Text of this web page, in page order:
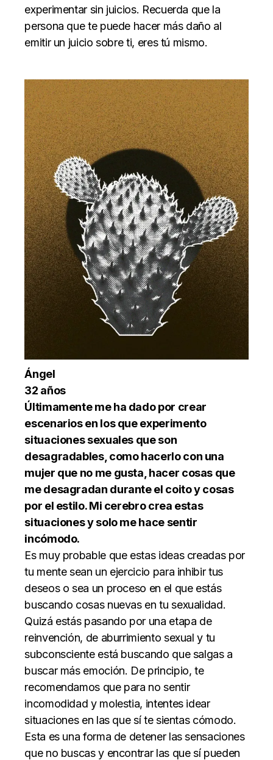
experimentar sin juicios. Recuerda que la
persona que te puede hacer más daño al
emitir un juicio sobre ti, eres tú mismo.
Ángel
32 años
Últimamente me ha dado por crear
escenarios en los que experimento
situaciones sexuales que son
desagradables, como hacerlo con una
mujer que no me gusta, hacer cosas que
me desagradan durante el coito y cosas
por el estilo. Mi cerebro crea estas
situaciones y solo me hace sentir
incómodo.
Es muy probable que estas ideas creadas por
tu mente sean un ejercicio para inhibir tus
deseos o sea un proceso en el que estás
buscando cosas nuevas en tu sexualidad.
Quizá estás pasando por una etapa de
reinvención, de aburrimiento sexual y tu
subconsciente está buscando que salgas a
buscar más emoción. De principio, te
recomendamos que para no sentir
incomodidad y molestia, intentes idear
situaciones en las que sí te sientas cómodo.
Esta es una forma de detener las sensaciones
que no buscas y encontrar las que sí pueden